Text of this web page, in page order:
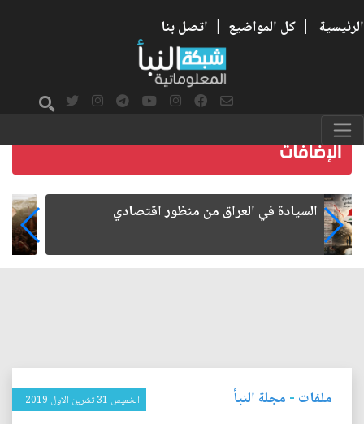
الرئيسية | كل المواضيع | اتصل بنا
ما بعد الأربعين.. كيف اتسعت الزيارة من هويتها
ملفات - مجلة النبأ الخميس 31 تشرين الاول 2019